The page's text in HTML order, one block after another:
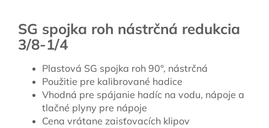
SG spojka roh nástrčná redukcia
3/8-1/4
Plastová SG spojka roh 90°, nástrčná
Použitie pre kalibrované hadice
Vhodná pre spájanie hadíc na vodu, nápoje a
tlačné plyny pre nápoje
Cena vrátane zaisťovacích klipov